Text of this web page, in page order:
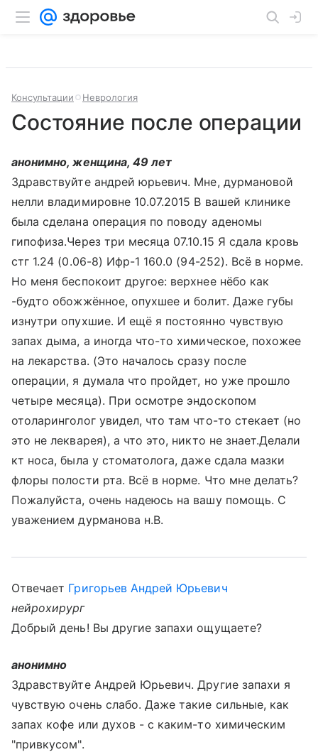
Консультации Неврология
Состояние после операции
анонимно, женщина, 49 лет
Здравствуйте андрей юрьевич. Мне, дурмановой
нелли владимировне 10.07.2015 В вашей клинике
была сделана операция по поводу аденомы
гипофиза.Через три месяца 07.10.15 Я сдала кровь
стг 1.24 (0.06-8) Ифр-1 160.0 (94-252). Всё в норме.
Но меня беспокоит другое: верхнее нёбо как
-будто обожжённое, опухшее и болит. Даже губы
изнутри опухшие. И ещё я постоянно чувствую
запах дыма, а иногда что-то химическое, похожее
на лекарства. (Это началось сразу после
операции, я думала что пройдет, но уже прошло
четыре месяца). При осмотре эндоскопом
отоларинголог увидел, что там что-то стекает (но
это не лекварея), а что это, никто не знает.Делали
кт носа, была у стоматолога, даже сдала мазки
флоры полости рта. Всё в норме. Что мне делать?
Пожалуйста, очень надеюсь на вашу помощь. С
уважением дурманова н.В.
Отвечает Григорьев Андрей Юрьевич
нейрохирург
Добрый день! Вы другие запахи ощущаете?
анонимно
Здравствуйте Андрей Юрьевич. Другие запахи я
чувствую очень слабо. Даже такие сильные, как
запах кофе или духов - с каким-то химическим
"привкусом".